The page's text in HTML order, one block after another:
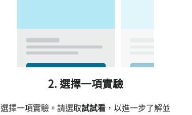
2. 選擇一項實驗
選擇一項實驗。請選取試試看 ，以進一步了解並